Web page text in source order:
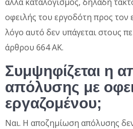
οφειλής του εργοδότη προς τον
λόγο αυτό δεν υπάγεται στους
άρθρου 664 ΑΚ.
Συμψηφίζεται η
απόλυσης με
εργαζομένου;
Ναι. Η αποζημίωση απόλυσης